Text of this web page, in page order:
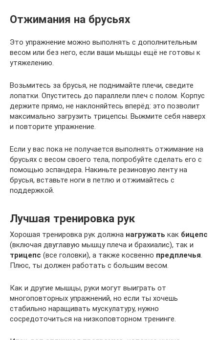
Отжимания на брусьях
Это упражнение можно выполнять с дополнительным
весом или без него, если ваши мышцы ещё не готовы к
утяжелению.
Возьмитесь за брусья, не поднимайте плечи, сведите
лопатки. Опуститесь до параллели плеч с полом. Корпус
держите прямо, не наклоняйтесь вперёд: это позволит
максимально загрузить трицепсы. Выжмите себя наверх
и повторите упражнение.
Если у вас пока не получается выполнять отжимание на
брусьях с весом своего тела, попробуйте сделать его с
помощью эспандера. Накиньте резиновую ленту на
брусья, вставьте ноги в петлю и отжимайтесь с
поддержкой.
Лучшая тренировка рук
Хорошая тренировка рук должна нагружать как бицепс
(включая двуглавую мышцу плеча и брахиалис), так и
трицепс (все головки), а также косвенно предплечья.
Плюс, ты должен работать с большим весом.
Как и другие мышцы, руки могут выиграть от
многоповторных упражнений, но если ты хочешь
стабильно наращивать мускулатуру, нужно
сосредоточиться на низкоповторном тренинге.